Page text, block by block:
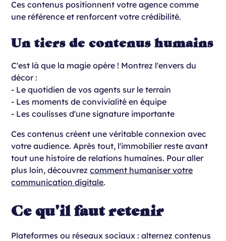
Ces contenus positionnent votre agence comme
une référence et renforcent votre crédibilité.
Un tiers de contenus humains
C'est là que la magie opère ! Montrez l'envers du
décor :
- Le quotidien de vos agents sur le terrain
- Les moments de convivialité en équipe
- Les coulisses d'une signature importante
Ces contenus créent une véritable connexion avec
votre audience. Après tout, l'immobilier reste avant
tout une histoire de relations humaines. Pour aller
plus loin, découvrezcomment humaniser votre
communication digitale.
Ce qu'il faut retenir
Plateformes ou réseaux sociaux : alternez contenus